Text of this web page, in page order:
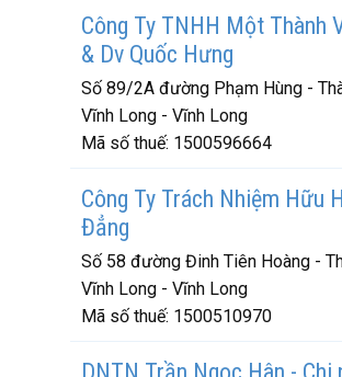
Công Ty TNHH Một Thành
& Dv Quốc Hưng
Số 89/2A đường Phạm Hùng -
Vĩnh Long - Vĩnh Long
Mã số thuế: 1500596664
Công Ty Trách Nhiệm Hữu
Đẳng
Số 58 đường Đinh Tiên Hoàng -
Vĩnh Long - Vĩnh Long
Mã số thuế: 1500510970